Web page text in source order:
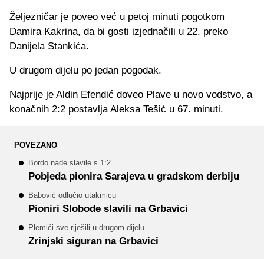
Željezničar je poveo već u petoj minuti pogotkom
Damira Kakrina, da bi gosti izjednačili u 22. preko
Danijela Stankića.
U drugom dijelu po jedan pogodak.
Najprije je Aldin Efendić doveo Plave u novo vodstvo, a
konačnih 2:2 postavlja Aleksa Tešić u 67. minuti.
POVEZANO
Bordo nade slavile s 1:2
Pobjeda pionira Sarajeva u gradskom derbiju
Babović odlučio utakmicu
Pioniri Slobode slavili na Grbavici
Plemići sve riješili u drugom dijelu
Zrinjski siguran na Grbavici